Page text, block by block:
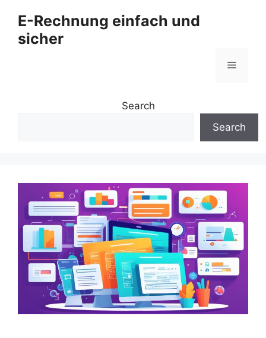
Inhalt
springen
E-Rechnung einfach und
sicher
Menü
Search
Search